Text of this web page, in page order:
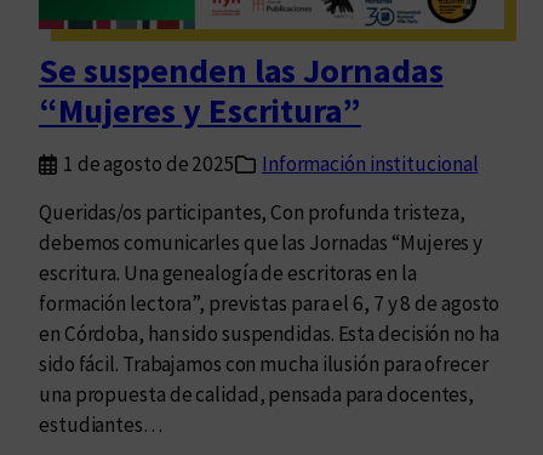
m
u
n
d
o
a
t
e
u
n
j
u
e
z
Se suspenden las Jornadas
“Mujeres y Escritura”
1 de agosto de 2025
Información institucional
Queridas/os participantes, Con profunda tristeza,
debemos comunicarles que las Jornadas “Mujeres y
escritura. Una genealogía de escritoras en la
formación lectora”, previstas para el 6, 7 y 8 de agosto
en Córdoba, han sido suspendidas. Esta decisión no ha
sido fácil. Trabajamos con mucha ilusión para ofrecer
una propuesta de calidad, pensada para docentes,
estudiantes…